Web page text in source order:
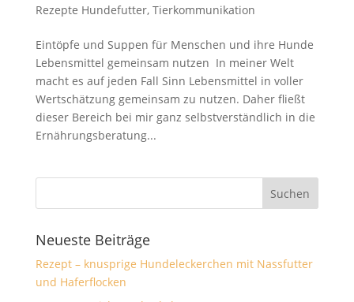
Rezepte Hundefutter, Tierkommunikation
Eintöpfe und Suppen für Menschen und ihre Hunde
Lebensmittel gemeinsam nutzen In meiner Welt
macht es auf jeden Fall Sinn Lebensmittel in voller
Wertschätzung gemeinsam zu nutzen. Daher fließt
dieser Bereich bei mir ganz selbstverständlich in die
Ernährungsberatung...
Neueste Beiträge
Rezept – knusprige Hundeleckerchen mit Nassfutter
und Haferflocken